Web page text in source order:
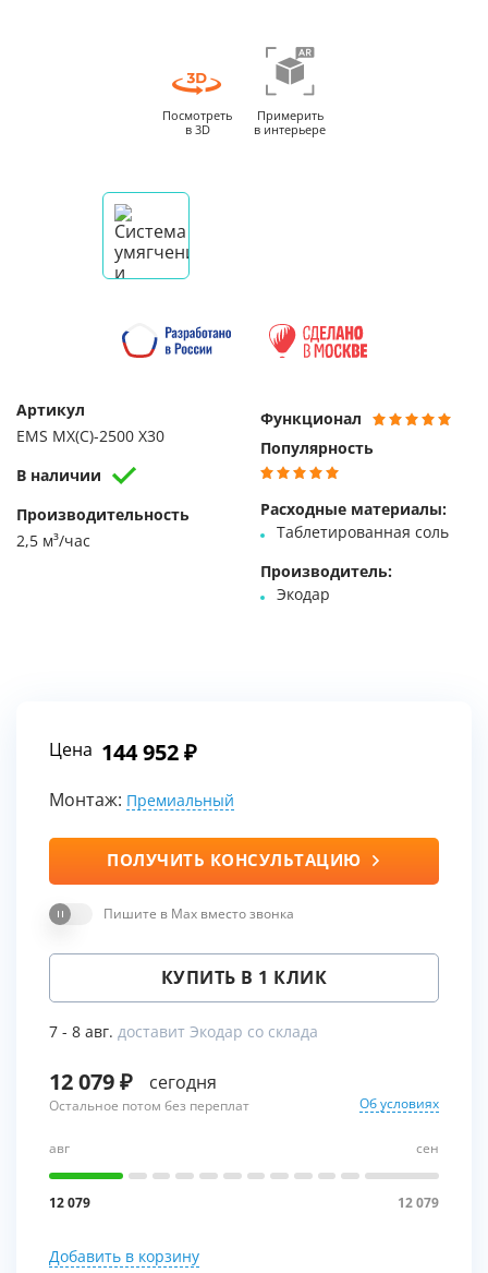
Посмотреть
в 3D
Примерить
в интерьере
Артикул
EMS MX(C)-2500 X30
В наличии
Производительность
2,5 м³/час
Функционал
Популярность
Расходные материалы:
Таблетированная соль
Производитель:
Экодар
Цена 144 952
Монтаж: Премиальный
ПОЛУЧИТЬ КОНСУЛЬТАЦИЮ
Пишите в Max вместо звонка
КУПИТЬ В 1 КЛИК
7 - 8 авг. доставит Экодар со склада
12 079 сегодня
Остальное потом без переплат Об условиях
авг
12 079
сен
12 079
Добавить в корзину